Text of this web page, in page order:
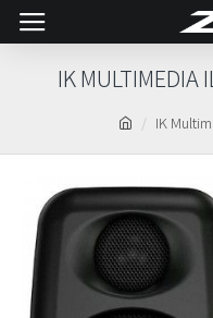
IK
IK MULTIMEDIA